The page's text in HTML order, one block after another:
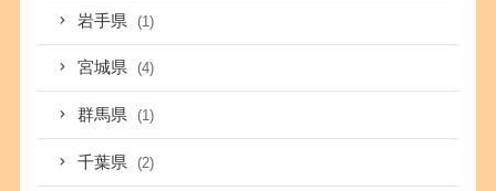
岩手県 (1)
宮城県 (4)
群馬県 (1)
千葉県 (2)